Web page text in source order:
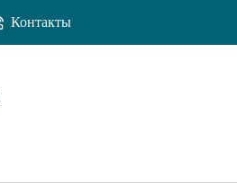
Контакты